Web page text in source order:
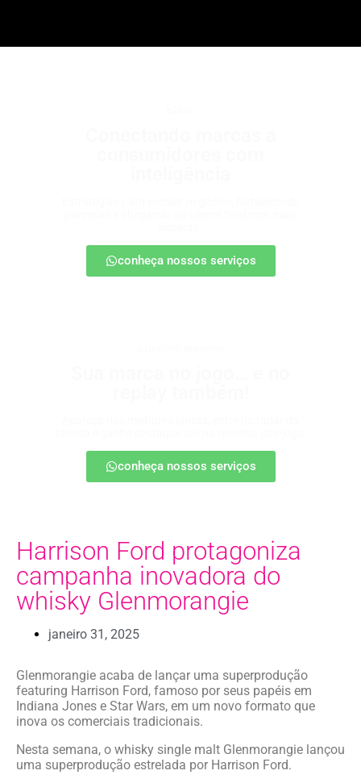
conheça nossos serviços
conheça nossos serviços
Harrison Ford protagoniza
campanha inovadora do
whisky Glenmorangie
janeiro 31, 2025
Glenmorangie acaba de lançar uma superprodução
featuring Harrison Ford, famoso por seus papéis em
Indiana Jones e Star Wars, em um novo formato que
inova os comerciais tradicionais.
Nesta semana, o whisky single malt Glenmorangie lançou
uma superprodução estrelada por Harrison Ford.